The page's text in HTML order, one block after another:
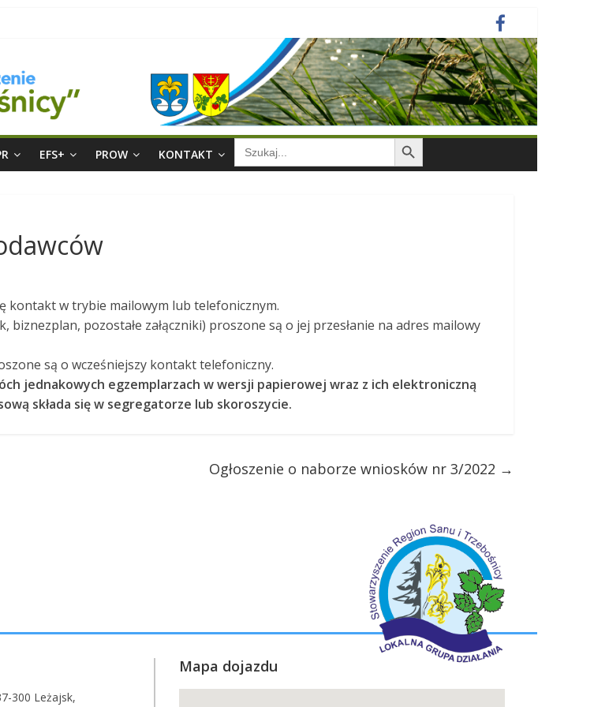
EFS+ PROW KONTAKT
Search
for:
Search Button
kontakt w trybie mailowym lub telefonicznym.
pozostałe załączniki) proszone są o jej przesłanie na adres mailowy
są o wcześniejszy kontakt telefoniczny.
jednakowych egzemplarzach w wersji papierowej wraz z ich elektroniczną
składa się w segregatorze lub skoroszycie.
Ogłoszenie o naborze wniosków nr 3/2022 →
300 Leżajsk,
Mapa dojazdu